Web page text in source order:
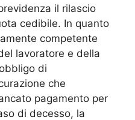
il rilascio
cedibile. In quanto
competente
lavoratore e della
di
che
pagamento per
di decesso, la